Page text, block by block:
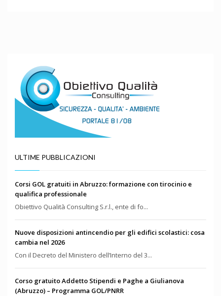
ULTIME PUBBLICAZIONI
Corsi GOL gratuiti in Abruzzo: formazione con tirocinio e
qualifica professionale
Obiettivo Qualità Consulting S.r.l., ente di fo...
Nuove disposizioni antincendio per gli edifici scolastici: cosa
cambia nel 2026
Con il Decreto del Ministero dell’Interno del 3...
Corso gratuito Addetto Stipendi e Paghe a Giulianova
(Abruzzo) – Programma GOL/PNRR